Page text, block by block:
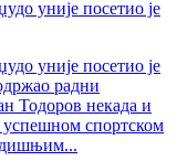
уније посетио је
уније посетио је
радни
Тодоров некада и
успешном спортском